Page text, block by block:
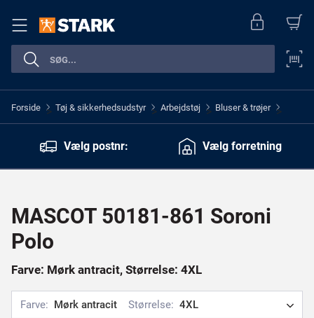
Forside > Tøj & sikkerhedsudstyr > Arbejdstøj > Bluser & trøjer >
Vælg postnr: Vælg forretning
MASCOT 50181-861 Soroni
Polo
Farve: Mørk antracit, Størrelse: 4XL
Farve: Mørk antracit Størrelse: 4XL